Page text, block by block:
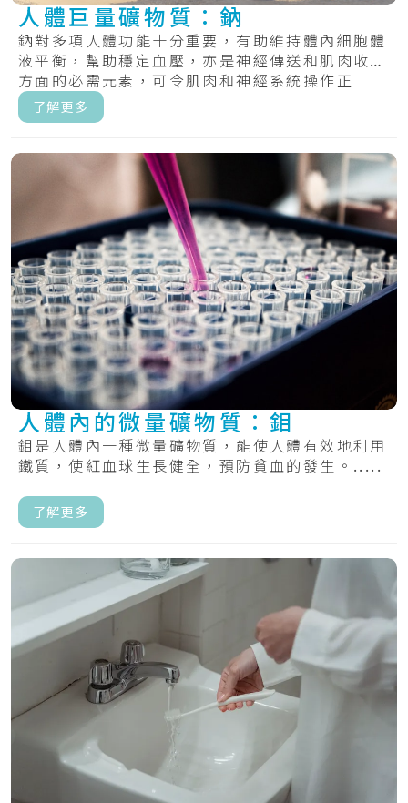
人體巨量礦物質：鈉
鈉對多項人體功能十分重要，有助維持體內細胞體
液平衡，幫助穩定血壓，亦是神經傳送和肌肉收縮
方面的必需元素，可令肌肉和神經系統操作正
常。.....
了解更多
人體內的微量礦物質：鉬
鉬是人體內一種微量礦物質，能使人體有效地利用
鐵質，使紅血球生長健全，預防貧血的發生。.....
了解更多